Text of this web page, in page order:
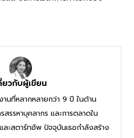
ยวกับผู้เขียน
นที่หลากหลายกว่า 9 ปี ในด้าน
รรหาบุคลากร และการตลาดใน
ละสตาร์ทอัพ ปัจจุบันเธอกำลังสร้าง